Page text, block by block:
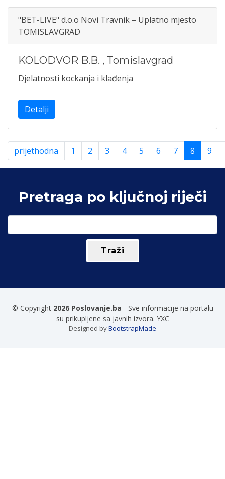
"BET-LIVE" d.o.o Novi Travnik – Uplatno mjesto
TOMISLAVGRAD
KOLODVOR B.B. , Tomislavgrad
Djelatnosti kockanja i klađenja
Detalji
prijethodna 1 2 3 4 5 6 7 8 9
Pretraga po ključnoj riječi
© Copyright 2026 Poslovanje.ba - Sve informacije na portalu
su prikupljene sa javnih izvora. YXC
Designed byBootstrapMade